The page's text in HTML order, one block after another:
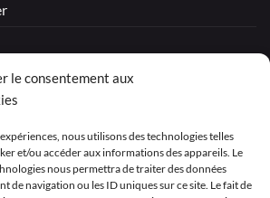
le consentement aux
nous utilisons des technologies telles
et/ou accéder aux informations des appareils. Le
nous permettra de traiter des données
de navigation ou les ID uniques sur ce site. Le fait de